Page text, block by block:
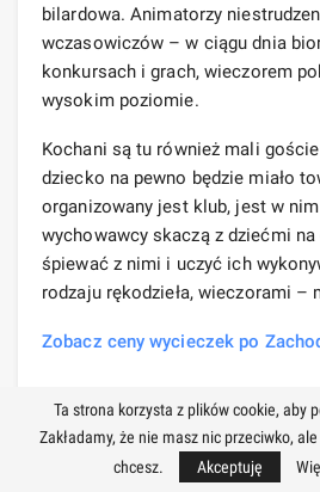
bilardowa. Animatorzy
wczasowiczów – w ciągu dnia
konkursach i grach, wieczorem
wysokim poziomie.
Kochani są tu również mali
dziecko na pewno będzie miało
organizowany jest klub, jest w nim
wychowawcy skaczą z dziećmi
śpiewać z nimi i uczyć ich
rodzaju rękodzieła, wieczorami –
Zobacz ceny wycieczek po
HotelePunta
rodzin z dziećmi
Ta strona korzysta z plików cookie, aby
Zakładamy, że nie masz nic przeciwko,
chcesz.
Akceptuję